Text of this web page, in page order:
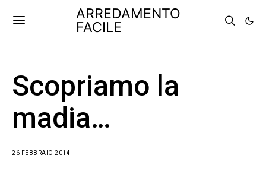
ARREDAMENTO
FACILE
Scopriamo la
madia…
26 FEBBRAIO 2014